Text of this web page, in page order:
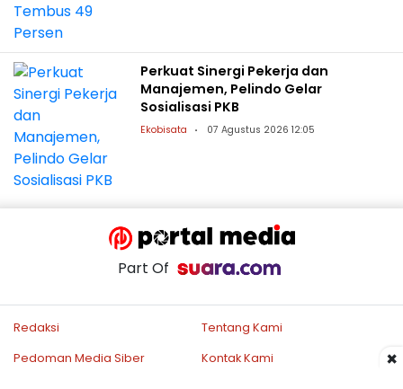
Perkuat Sinergi Pekerja dan
Manajemen, Pelindo Gelar
Sosialisasi PKB
Ekobisata 07 Agustus 2026 12:05
Part Of
Redaksi
Tentang Kami
Pedoman Media Siber
Kontak Kami
×